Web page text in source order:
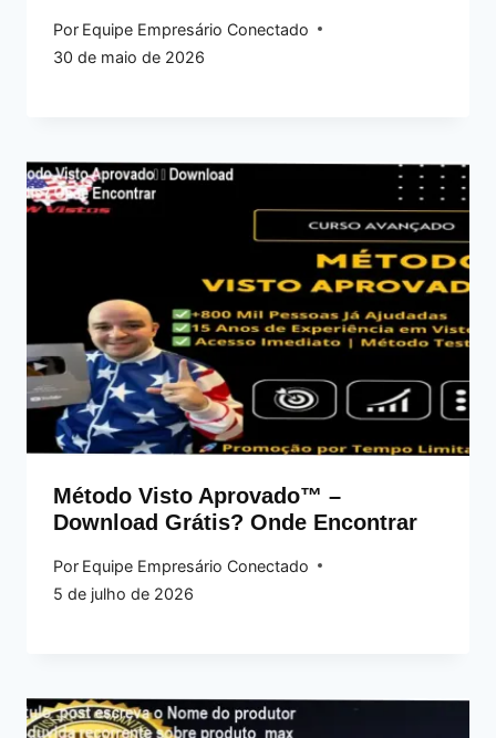
Por Equipe Empresário Conectado
30 de maio de 2026
Método Visto Aprovado™ –
Download Grátis? Onde Encontrar
Por Equipe Empresário Conectado
5 de julho de 2026